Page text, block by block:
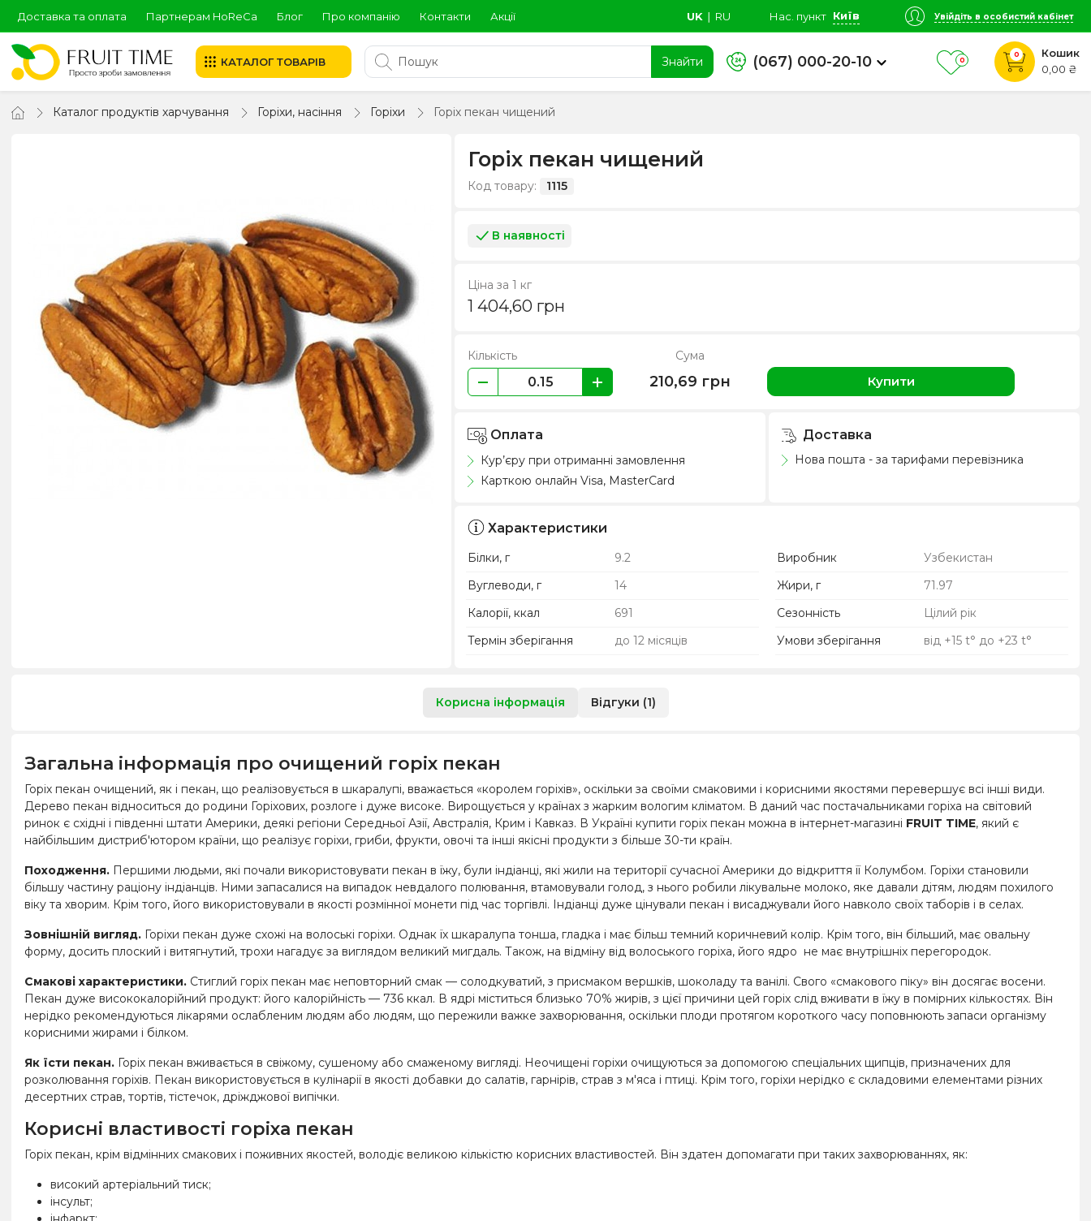
Доставка та оплата Партнерам HoReCa Блог Про компанію Контакти Акції UK ∣ RU Нас. пункт Київ Увійдіть в особистий кабінет
КАТАЛОГ ТОВАРІВ Знайти (067) 000-20-10 0
0
Кошик
0,00 ₴
Каталог продуктів харчування Горіхи, насіння Горіхи Горіх пекан чищений
Горіх пекан чищений
Код товару: 1115
В наявності
Ціна за 1 кг
1 404,60 грн
Кількість Сума
210,69 грн Купити
Оплата
Кур’єру при отриманні замовлення
Карткою онлайн Visa, MasterCard
Доставка
Нова пошта - за тарифами перевізника
Характеристики
Білки, г 9.2 Виробник
Узбекистан
Вуглеводи, г
14 Жири, г
71.97
Калорії, ккал
691 Сезонність
Цілий рік
Термін зберігання
до 12 місяців Умови зберігання від +15 t° до +23 t°
Корисна інформація Відгуки (1)
Загальна інформація про очищений горіх пекан
Горіх пекан очищений, як і пекан, що реалізовується в шкаралупі, вважається «королем горіхів», оскільки за своїми смаковими і корисними якостями перевершує всі інші види.
Дерево пекан відноситься до родини Горіхових, розлоге і дуже високе. Вирощується у країнах з жарким вологим кліматом. В даний час постачальниками горіха на світовий
ринок є східні і південні штати Америки, деякі регіони Середньої Азії, Австралія, Крим і Кавказ. В Україні купити горіх пекан можна в інтернет-магазині FRUIT TIME, який є
найбільшим дистриб'ютором країни, що реалізує горіхи, гриби, фрукти, овочі та інші якісні продукти з більше 30-ти країн.
Походження. Першими людьми, які почали використовувати пекан в їжу, були індіанці, які жили на території сучасної Америки до відкриття її Колумбом. Горіхи становили
більшу частину раціону індіанців. Ними запасалися на випадок невдалого полювання, втамовували голод, з нього робили лікувальне молоко, яке давали дітям, людям похилого
віку та хворим. Крім того, його використовували в якості розмінної монети під час торгівлі. Індіанці дуже цінували пекан і висаджували його навколо своїх таборів і в селах.
Зовнішній вигляд. Горіхи пекан дуже схожі на волоські горіхи. Однак їх шкаралупа тонша, гладка і має більш темний коричневий колір. Крім того, він більший, має овальну
форму, досить плоский і витягнутий, трохи нагадує за виглядом великий мигдаль. Також, на відміну від волоського горіха, його ядро ​​ не має внутрішніх перегородок.
Смакові характеристики. Стиглий горіх пекан має неповторний смак — солодкуватий, з присмаком вершків, шоколаду та ванілі. Свого «смакового піку» він досягає восени.
Пекан дуже висококалорійний продукт: його калорійність — 736 ккал. В ядрі міститься близько 70% жирів, з цієї причини цей горіх слід вживати в їжу в помірних кількостях. Він
нерідко рекомендуються лікарями ослабленим людям або людям, що пережили важке захворювання, оскільки плоди протягом короткого часу поповнюють запаси організму
корисними жирами і білком.
Як їсти пекан. Горіх пекан вживається в свіжому, сушеному або смаженому вигляді. Неочищені горіхи очищуються за допомогою спеціальних щипців, призначених для
розколювання горіхів. Пекан використовується в кулінарії в якості добавки до салатів, гарнірів, страв з м'яса і птиці. Крім того, горіхи нерідко є складовими елементами різних
десертних страв, тортів, тістечок, дріжджової випічки.
Корисні властивості горіха пекан
Горіх пекан, крім відмінних смакових і поживних якостей, володіє великою кількістю корисних властивостей. Він здатен допомагати при таких захворюваннях, як:
високий артеріальний тиск;
інсульт;